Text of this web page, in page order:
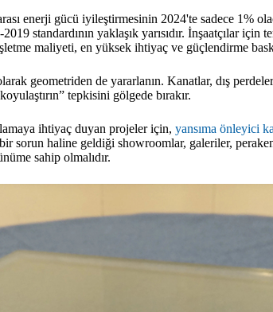
enerji gücü iyileştirmesinin 2024'te sadece 1%
standardının yaklaşık yarısıdır. İnşaatçılar
maliyeti, en yüksek ihtiyaç ve güçlendirme
geometriden de yararlanın. Kanatlar, dış
tepkisini gölgede bırakır.
ihtiyaç duyan projeler için, yansıma önleyici
sorun haline geldiği showroomlar, galeriler,
sahip olmalıdır.